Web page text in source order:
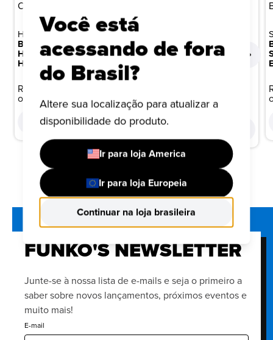
HARRY POTTER
BONECO FUNKO POP!
HARRY POTTER 6 -
HERMIONE OPPUGNO
R$ 149,99
ou 10x de R$ 15,00
COMPRAR
MARVEL
BONECO FUNKO POP!
ou 10x de R$ 15,00
FUNKO'S NEWSLETTER
Junte-se à nossa lista de e-mails e seja o primeiro a
saber sobre novos lançamentos, próximos eventos e
muito mais!
E-mail
Você está
acessando de fora
do Brasil?
Altere sua localização para atualizar a
disponibilidade do produto.
Ir para loja America
Ir para loja Europeia
Continuar na loja brasileira